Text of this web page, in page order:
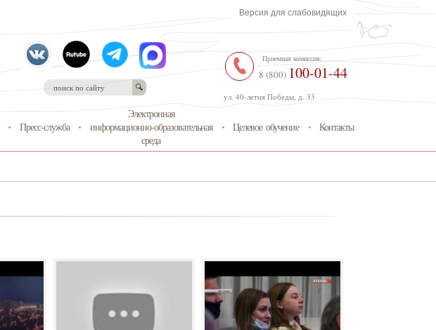
Версия для слабовидящих
ул. 40-летия Победы, д. 33
Приемная комиссия:
8 (800) 100-01-44
Пресс-служба
Электронная
информационно-образовательная
среда
Целевое обучение Контакты